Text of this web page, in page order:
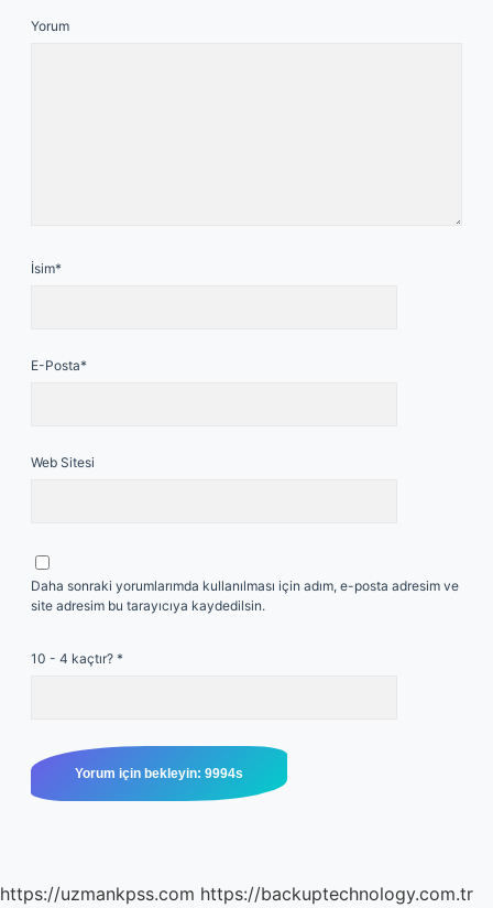
Yorum
İsim*
E-Posta*
Web Sitesi
Daha sonraki yorumlarımda kullanılması için adım, e-posta adresim ve
site adresim bu tarayıcıya kaydedilsin.
10 - 4 kaçtır? *
https://uzmankpss.com https://backuptechnology.com.tr